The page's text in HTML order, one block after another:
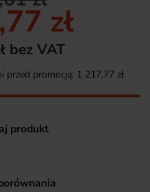
zł
bez VAT
przed promocją: 1 217,77 zł
produkt